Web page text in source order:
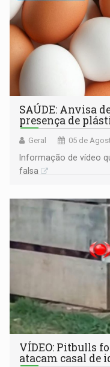
SAÚDE: Anvisa
presença de
Geral 05 de
Informação de vídeo
falsa
VÍDEO: Pitbulls
atacam casal de